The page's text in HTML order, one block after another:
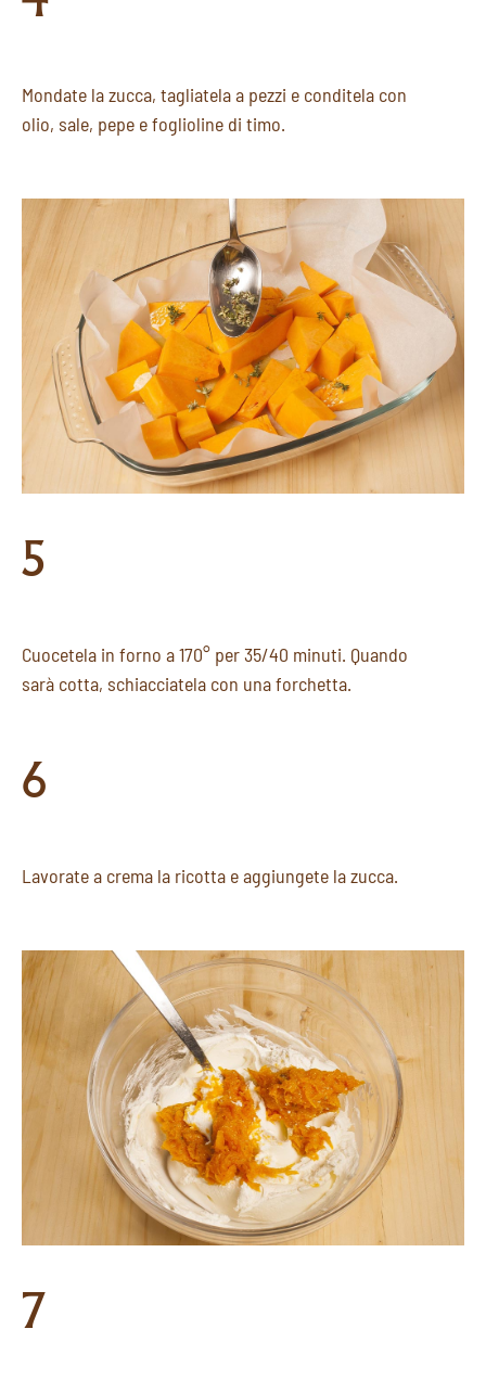
Mondate la zucca, tagliatela a pezzi e conditela con
olio, sale, pepe e foglioline di timo.
5
Cuocetela in forno a 170° per 35/40 minuti. Quando
sarà cotta, schiacciatela con una forchetta.
6
Lavorate a crema la ricotta e aggiungete la zucca.
7